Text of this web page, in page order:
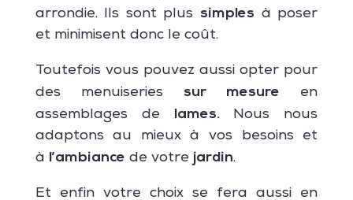
arrondie. Ils sont plus
simples à poser
et minimisent donc le coût.
Toutefois vous pouvez aussi opter pour
des menuiseries
sur mesure
en
assemblages de
lames.
Nous nous
adaptons au mieux à vos besoins et
à l’ambiance de votre jardin.
Et enfin votre choix se fera aussi en